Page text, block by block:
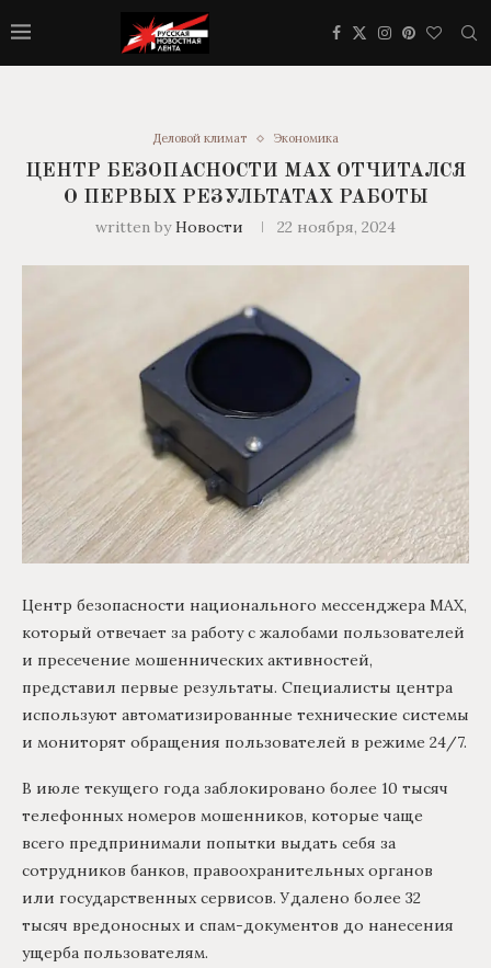
Деловой климат Экономика
ЦЕНТР БЕЗОПАСНОСТИ МАХ ОТЧИТАЛСЯ
О ПЕРВЫХ РЕЗУЛЬТАТАХ РАБОТЫ
written byНовости 22 ноября, 2024
Центр безопасности национального мессенджера МАХ,
который отвечает за работу с жалобами пользователей
и пресечение мошеннических активностей,
представил первые результаты. Специалисты центра
используют автоматизированные технические системы
и мониторят обращения пользователей в режиме 24/7.
В июле текущего года заблокировано более 10 тысяч
телефонных номеров мошенников, которые чаще
всего предпринимали попытки выдать себя за
сотрудников банков, правоохранительных органов
или государственных сервисов. Удалено более 32
тысяч вредоносных и спам-документов до нанесения
ущерба пользователям.